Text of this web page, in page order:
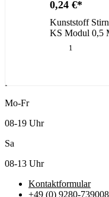
0,24 €
Kunststoff
KS Modul 0,5
Kundenservice
Mo-Fr
08-19 Uhr
Sa
08-13 Uhr
Kontaktformular
+49 (0) 9280-